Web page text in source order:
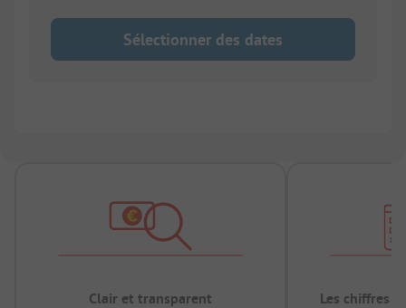
Sélectionner des dates
Clair et transparent Les chiffres